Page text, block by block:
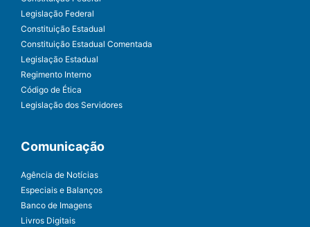
Legislação Federal
Constituição Estadual
Constituição Estadual Comentada
Legislação Estadual
Regimento Interno
Código de Ética
Legislação dos Servidores
Comunicação
Agência de Notícias
Especiais e Balanços
Banco de Imagens
Livros Digitais